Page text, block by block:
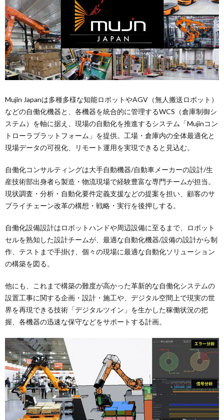
Mujin Japanは多種多様な知能ロボットやAGV（無人搬送ロボット）
などの自働化機器と、各機器を統合的に管理するWCS（倉庫制御シ
ステム）を軸に据え、現場の自動化を推進するシステム「Mujinコン
トローラプラットフォーム」を提供。工場・倉庫内の全体最適化と
現場データの可視化、リモート運用を実現できると見込む。
自働化コンサルティングは大手自動機器/自動車メーカーの設計/生
産技術部出身者ら製造・物流現場で経験豊富な専門チームが担当。
現状調査・分析・自動化要件定義支援などの提案を担い、顧客のサ
プライチェーン改革の構想・戦略・実行を後押しする。
自働化設備設計はロボットハンドや周辺設備に至るまで、ロボット
セルを熟知した設計チームが、最適な自動化機器/設備の設計から制
作、テストまで手掛け、個々の現場に最適な自動化ソリューション
の構築を図る。
他にも、これまで構築の難度が高かった革新的な自働化システムの
設置工事に関する企画・設計・施工や、デジタル空間上で現実の世
界を再現できる技術「デジタルツイン」を生かした稼働状況の把
握、各機器の迅速な保守などをサポートする計画。